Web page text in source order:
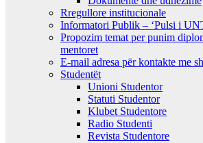
Rregullore institucionale
Informatori Publik – ‘Pulsi i
Propozim temat per punim
mentoret
E-mail adresa për kontakte me
Studentët
Unioni Studentor
Statuti Studentor
Klubet Studentore
Radio Studenti
Revista Studentore